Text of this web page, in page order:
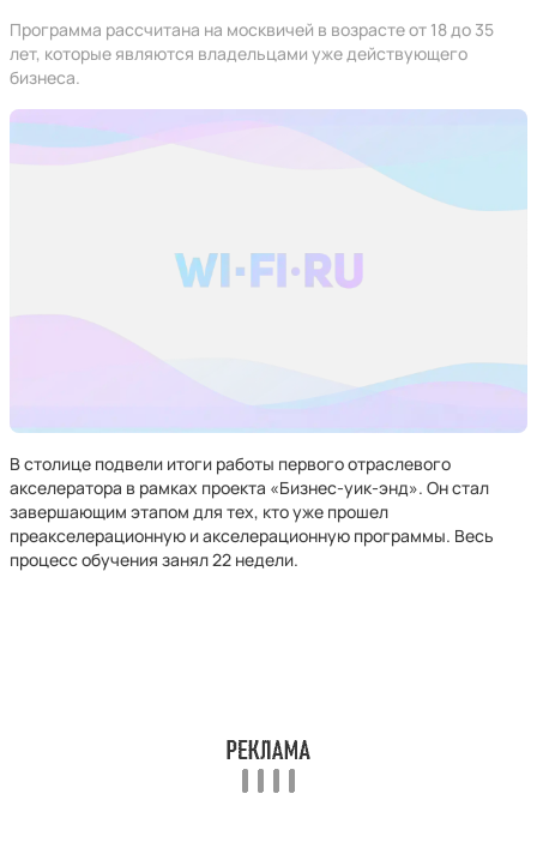
Программа рассчитана на москвичей в возрасте от 18 до 35
лет, которые являются владельцами уже действующего
бизнеса.
В столице подвели итоги работы первого отраслевого
акселератора в рамках проекта «Бизнес-уик-энд». Он стал
завершающим этапом для тех, кто уже прошел
преакселерационную и акселерационную программы. Весь
процесс обучения занял 22 недели.